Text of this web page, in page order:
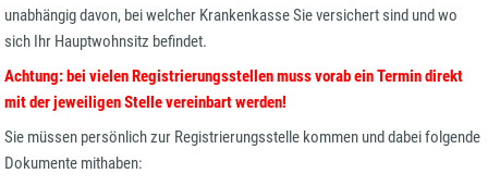
unabhängig davon, bei welcher Krankenkasse Sie versichert sind und wo
sich Ihr Hauptwohnsitz befindet.
Achtung: bei vielen Registrierungsstellen muss vorab ein Termin direkt
mit der jeweiligen Stelle vereinbart werden!
Sie müssen persönlich zur Registrierungsstelle kommen und dabei folgende
Dokumente mithaben: